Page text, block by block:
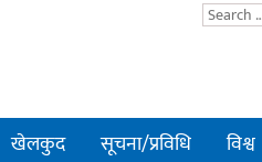
खेलकुद सूचना/प्रविधि विश्व